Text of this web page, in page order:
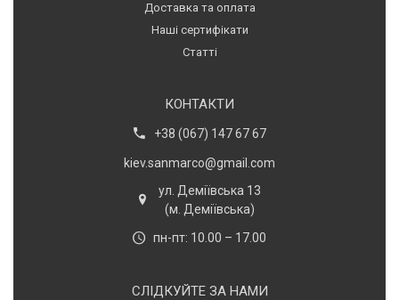
Доставка та оплата
Наші сертифікати
Статті
КОНТАКТИ
+38 (067) 147 67 67
kiev.sanmarco@gmail.com
ул. Деміївська 13
(м. Деміївська)
пн-пт: 10.00 – 17.00
СЛІДКУЙТЕ ЗА НАМИ